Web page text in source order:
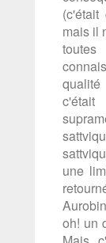
(c'était
mais il
une
oh! un